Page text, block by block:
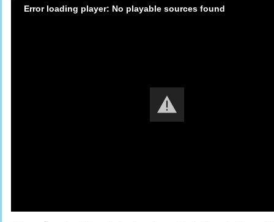
Error loading player: No playable sources found